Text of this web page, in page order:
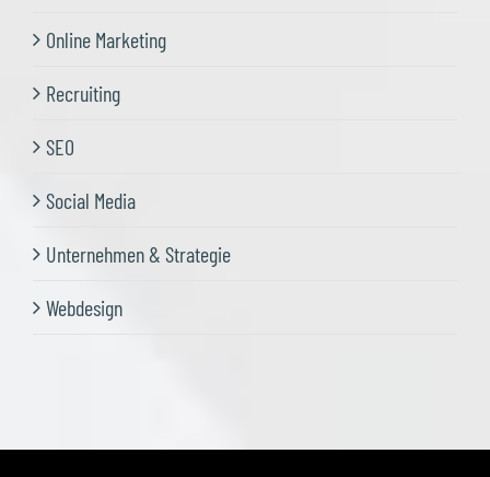
Online Marketing
Recruiting
SEO
Social Media
Unternehmen & Strategie
Webdesign